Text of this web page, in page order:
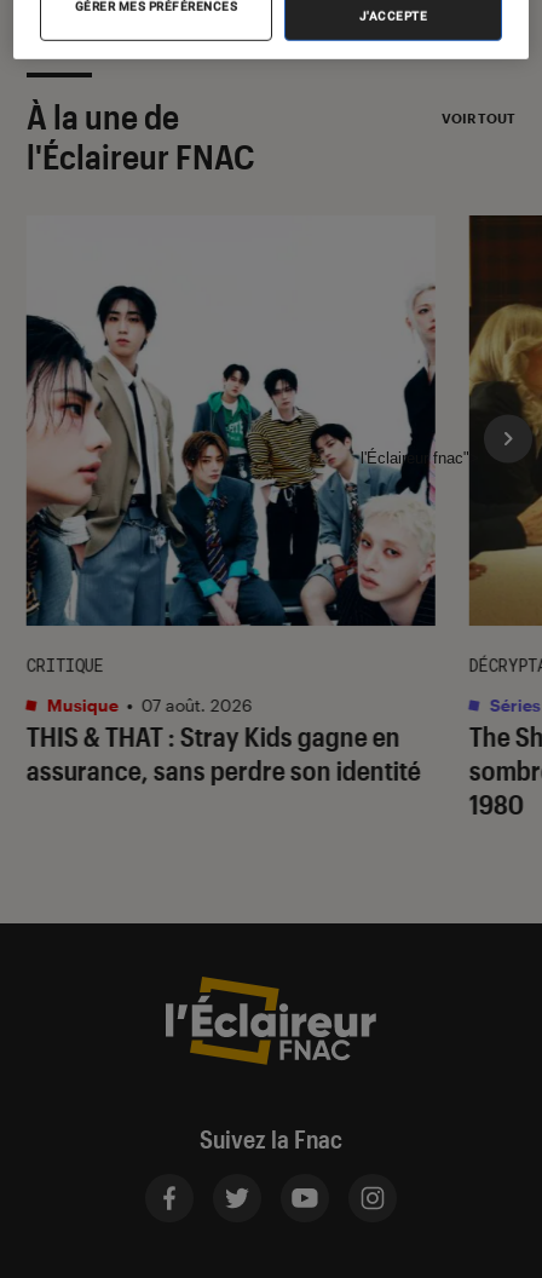
À la une de
l'Éclaireur FNAC
VOIR TOUT
THIS & THAT: Stray Kids gagne en
assurance, sans perdre son identité
CRITIQUE
Musique • 07 août. 2026
The
1980
Séries
l'Éclaireur fnac">
Suivez la Fnac
GÉRER MES PRÉFÉRENCES
J'ACCEPTE